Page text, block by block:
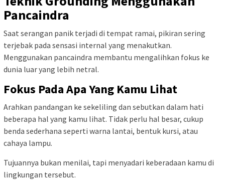
Pancaindra
Saat serangan panik terjadi di tempat ramai, pikiran sering
terjebak pada sensasi internal yang menakutkan.
Menggunakan pancaindra membantu mengalihkan fokus ke
dunia luar yang lebih netral.
Fokus Pada Apa Yang Kamu Lihat
Arahkan pandangan ke sekeliling dan sebutkan dalam hati
beberapa hal yang kamu lihat. Tidak perlu hal besar, cukup
benda sederhana seperti warna lantai, bentuk kursi, atau
cahaya lampu.
Tujuannya bukan menilai, tapi menyadari keberadaan kamu di
lingkungan tersebut.